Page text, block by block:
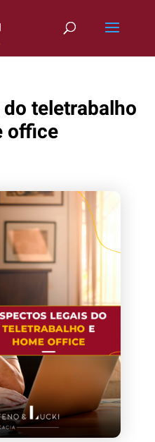
teletrabalho
office